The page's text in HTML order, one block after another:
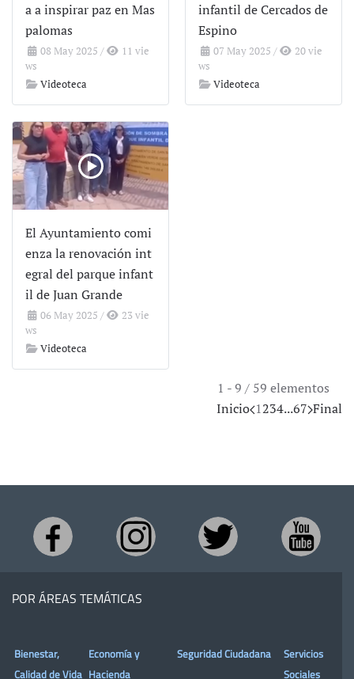
a a inspirar paz en Mas
palomas
08 May 2025 /
11 vie
ws
Videoteca
infantil de Cercados de
Espino
07 May 2025 /
20 vie
ws
Videoteca
El Ayuntamiento comi
enza la renovación int
egral del parque infant
il de Juan Grande
06 May 2025 /
23 vie
ws
Videoteca
1 - 9 / 59 elementos
Inicio 1234...67 Final
POR ÁREAS TEMÁTICAS
Bienestar,
Calidad de Vida
Economía y
Hacienda
Seguridad Ciudadana
Servicios
Sociales